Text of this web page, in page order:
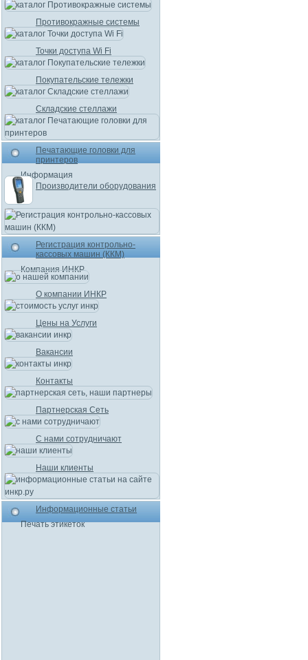
Противокражные системы
Точки доступа Wi Fi
Покупательские тележки
Складские стеллажи
Печатающие головки для
принтеров
Информация
Производители оборудования
Регистрация контрольно-
кассовых машин (ККМ)
Компания ИНКР
О компании ИНКР
Цены на Услуги
Вакансии
Контакты
Партнерская Сеть
С нами сотрудничают
Наши клиенты
Информационные статьи
Печать этикеток